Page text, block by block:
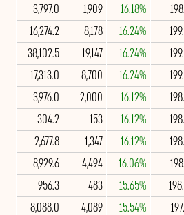
16.18%
1,909
3,797.0
16.24%
8,178
16,274.2
16.24%
19,147
38,102.5
16.24%
8,700
17,313.0
16.12%
2,000
3,976.0
16.12%
153
304.2
16.12%
1,347
2,677.8
16.06%
4,494
8,929.6
15.65%
483
956.3
15.54%
4,089
8,088.0